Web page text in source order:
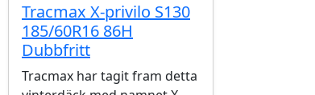
Tracmax X-privilo S130
185/60R16 86H
Dubbfritt
Tracmax har tagit fram detta